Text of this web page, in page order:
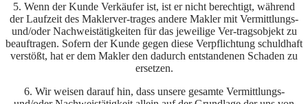
5. Wenn der Kunde Verkäufer ist, ist er nicht berechtigt, während
der Laufzeit des Maklerver-trages andere Makler mit Vermittlungs-
und/oder Nachweistätigkeiten für das jeweilige Ver-tragsobjekt zu
beauftragen. Sofern der Kunde gegen diese Verpflichtung schuldhaft
verstößt, hat er dem Makler den dadurch entstandenen Schaden zu
ersetzen.
6. Wir weisen darauf hin, dass unsere gesamte Vermittlungs-